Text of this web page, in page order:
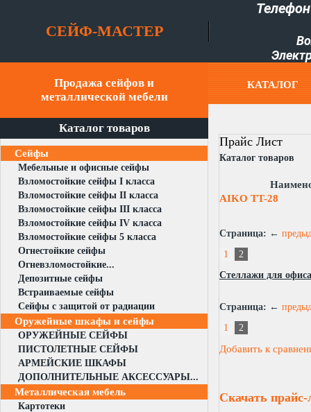
СЕЙФ-МАСТЕР
Продажа сейфов и
металлической мебели
Каталог товаров
Сейфы
Мебельные и офисные сейфы
Взломостойкие сейфы I класса
Взломостойкие сейфы II класса
Взломостойкие сейфы III класса
Взломостойкие сейфы IV класса
Взломостойкие сейфы 5 класса
Огнестойкие сейфы
Огневзломостойкие...
Депозитные сейфы
Встраиваемые сейфы
Сейфы с защитой от радиации
Оружейные шкафы и сейфы
ОРУЖЕЙНЫЕ СЕЙФЫ
ПИСТОЛЕТНЫЕ СЕЙФЫ
АРМЕЙСКИЕ ШКАФЫ
ДОПОЛНИТЕЛЬНЫЕ АКСЕССУАРЫ...
Металлическая мебель
Картотеки
КАТАЛОГ
Прайc Лист
Каталог товаров
AIKO TT-28
Страница: ←
1
2
Стеллажи для
Страница: ←
1
2
Добавить к
Скачать прайс-